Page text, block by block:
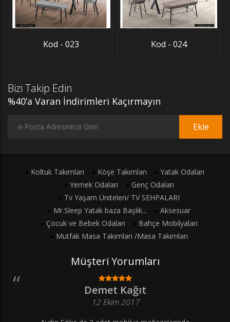
Kod - 023 Kod - 024
Bizi Takip Edin
%40’a Varan İndirimleri Kaçırmayın
Ekle
Koltuk Takımları Köşe Takımları
Yatak Odaları
Yemek Odaları
Genç Odaları
Tv Yaşam Üniteleri/ TV SEHPALARI
Mr.Sleep Yatak baza Başlık...
Aksesuar
Çocuk ve Bebek Odaları
Bahçe Mobilyaları
Mutfak Masa Takımları /Masa Takımları
Müşteri Yorumları
Demet Kağıt
12 Ekim 2017